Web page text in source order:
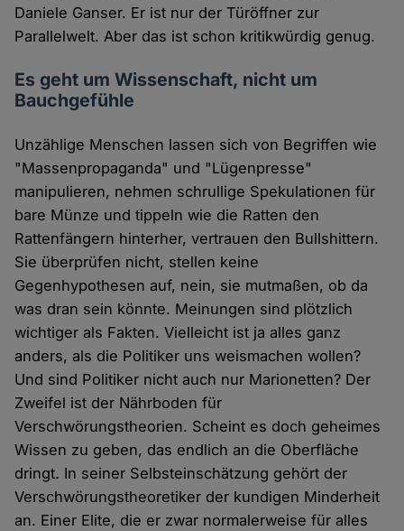
Daniele Ganser. Er ist nur der Türöffner zur
Parallelwelt. Aber das ist schon kritikwürdig genug.
Es geht um Wissenschaft, nicht um
Bauchgefühle
Unzählige Menschen lassen sich von Begriffen wie
"Massenpropaganda" und "Lügenpresse"
manipulieren, nehmen schrullige Spekulationen für
bare Münze und tippeln wie die Ratten den
Rattenfängern hinterher, vertrauen den Bullshittern.
Sie überprüfen nicht, stellen keine
Gegenhypothesen auf, nein, sie mutmaßen, ob da
was dran sein könnte. Meinungen sind plötzlich
wichtiger als Fakten. Vielleicht ist ja alles ganz
anders, als die Politiker uns weismachen wollen?
Und sind Politiker nicht auch nur Marionetten? Der
Zweifel ist der Nährboden für
Verschwörungstheorien. Scheint es doch geheimes
Wissen zu geben, das endlich an die Oberfläche
dringt. In seiner Selbsteinschätzung gehört der
Verschwörungstheoretiker der kundigen Minderheit
an. Einer Elite, die er zwar normalerweise für alles